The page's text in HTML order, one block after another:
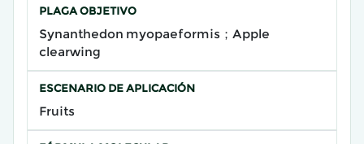
PLAGA OBJETIVO
Synanthedon myopaeformis；Apple
clearwing
ESCENARIO DE APLICACIÓN
Fruits